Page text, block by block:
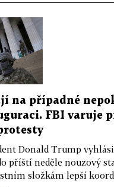
na případné
FBI varuje
Donald Trump
příští neděle nouzový
složkám lepší